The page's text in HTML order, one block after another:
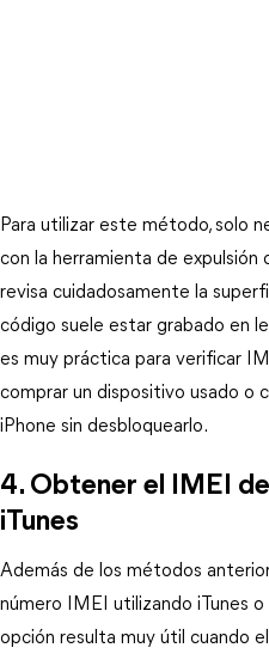
Para utilizar este método, solo
con la herramienta de expulsión
revisa cuidadosamente la
código suele estar grabado en
es muy práctica para verificar
comprar un dispositivo usado o
iPhone sin desbloquearlo.
4. Obtener el IMEI
iTunes
Además de los métodos
número IMEI utilizando iTunes
opción resulta muy útil cuando